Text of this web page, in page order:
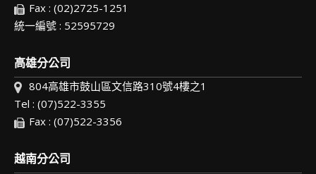
Fax : (02)2725-1251
統一編號 : 52595729
高雄分公司
804高雄市鼓山區文信路310號4樓之1
Tel : (07)522-3355
Fax : (07)522-3356
越南分公司